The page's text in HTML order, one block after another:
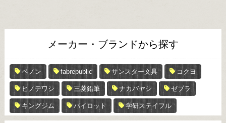
メーカー・ブランドから探す
ペノン fabrepublic サンスター文具 コクヨ
ヒノデワシ 三菱鉛筆 ナカバヤシ ゼブラ
キングジム パイロット 学研ステイフル